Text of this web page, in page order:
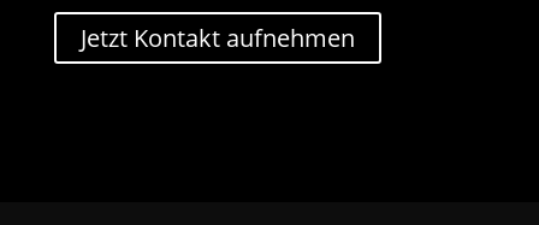
Jetzt Kontakt aufnehmen